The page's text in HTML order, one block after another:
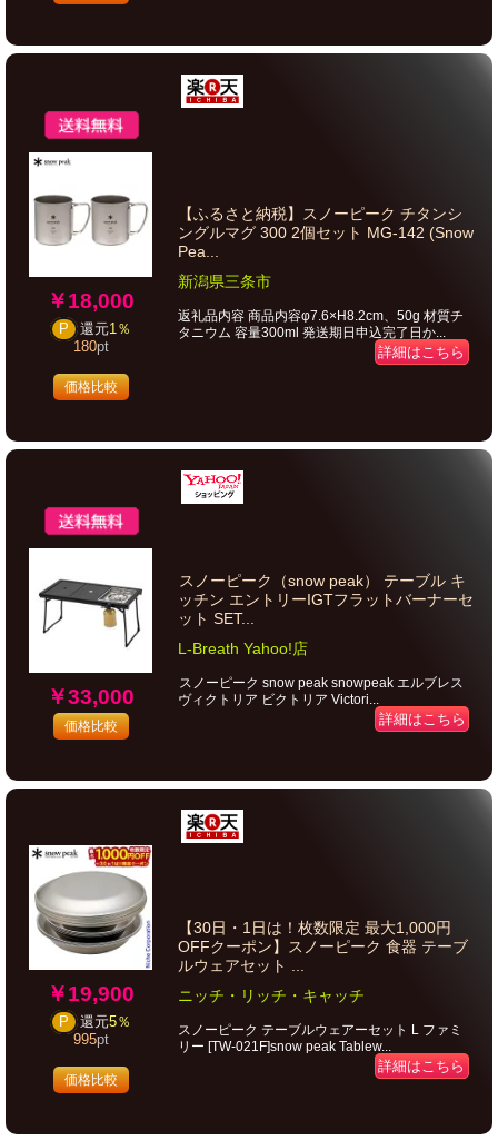
￥18,000
P 還元1％
180pt
価格比較
【ふるさと納税】スノーピーク チタンシ
ングルマグ 300 2個セット MG-142 (Snow
Pea...
新潟県三条市
返礼品内容 商品内容φ7.6×H8.2cm、50g 材質チ
タニウム 容量300ml 発送期日申込完了日か...
詳細はこちら
￥33,000
価格比較
スノーピーク（snow peak） テーブル キ
ッチン エントリーIGTフラットバーナーセ
ット SET...
L-Breath Yahoo!店
スノーピーク snow peak snowpeak エルブレス
ヴィクトリア ビクトリア Victori...
詳細はこちら
￥19,900
P 還元5％
995pt
価格比較
【30日・1日は！枚数限定 最大1,000円
OFFクーポン】スノーピーク 食器 テーブ
ルウェアセット ...
ニッチ・リッチ・キャッチ
スノーピーク テーブルウェアーセット L ファミ
リー [TW-021F]snow peak Tablew...
詳細はこちら